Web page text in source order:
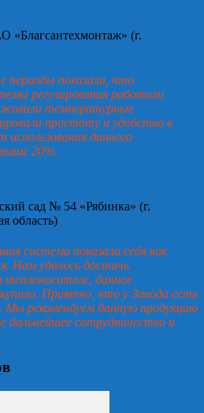
«Благсантехмонтаж» (г.
показали, что
регулирования работали
температурные
простоту и удобство в
использования данного
20%.
сад № 54 «Рябинка» (г.
область)
система показала себя как
Нам удалось достичь
теплоносителе, данное
Приятно, что у Завода есть
Мы рекомендуем данную продукцию
дальнейшее сотрудничество и